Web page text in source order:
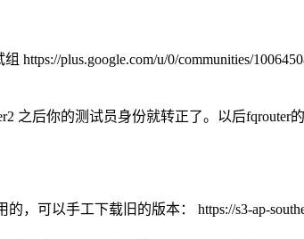
plus.google.com/u/0/communities/
之后你的测试员身份就转正了。以后
可以手工下载旧的版本： https://s3-ap-